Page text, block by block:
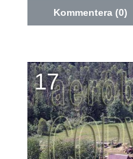
Kommentera (0)
17